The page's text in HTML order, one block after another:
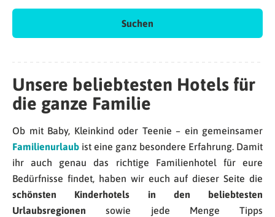
Suchen
Unsere beliebtesten Hotels für
die ganze Familie
Ob mit Baby, Kleinkind oder Teenie – ein gemeinsamer
Familienurlaub ist eine ganz besondere Erfahrung. Damit
ihr auch genau das richtige Familienhotel für eure
Bedürfnisse findet, haben wir euch auf dieser Seite die
schönsten Kinderhotels in den beliebtesten
Urlaubsregionen sowie jede Menge Tipps